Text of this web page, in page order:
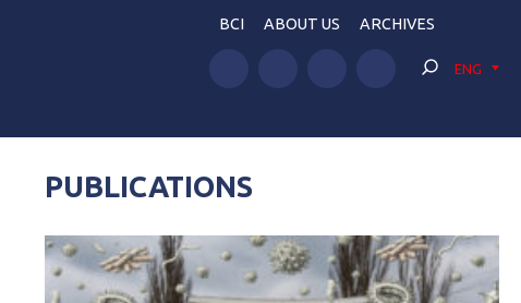
BCI ABOUT US ARCHIVES
ENG
PUBLICATIONS